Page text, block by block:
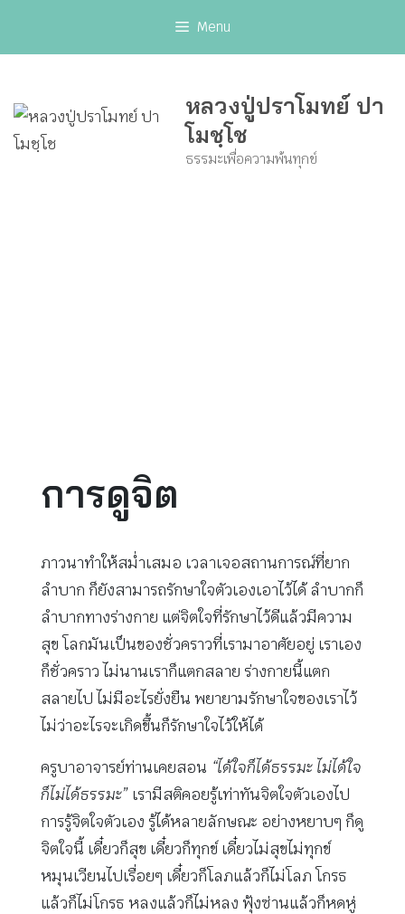
Menu
หลวงปู่ปราโมทย์ ปา
โมชฺโช
ธรรมะเพื่อความพ้นทุกข์
การดูจิต
ภาวนาทำให้สม่ำเสมอ เวลาเจอสถานการณ์ที่ยาก
ลำบาก ก็ยังสามารถรักษาใจตัวเองเอาไว้ได้ ลำบากก็
ลำบากทางร่างกาย แต่จิตใจที่รักษาไว้ดีแล้วมีความ
สุข โลกมันเป็นของชั่วคราวที่เรามาอาศัยอยู่ เราเอง
ก็ชั่วคราว ไม่นานเราก็แตกสลาย ร่างกายนี้แตก
สลายไป ไม่มีอะไรยั่งยืน พยายามรักษาใจของเราไว้
ไม่ว่าอะไรจะเกิดขึ้นก็รักษาใจไว้ให้ได้
ครูบาอาจารย์ท่านเคยสอน “ได้ใจก็ได้ธรรมะ ไม่ได้ใจ
ก็ไม่ได้ธรรมะ” เรามีสติคอยรู้เท่าทันจิตใจตัวเองไป
การรู้จิตใจตัวเอง รู้ได้หลายลักษณะ อย่างหยาบๆ ก็ดู
จิตใจนี้ เดี๋ยวก็สุข เดี๋ยวก็ทุกข์ เดี๋ยวไม่สุขไม่ทุกข์
หมุนเวียนไปเรื่อยๆ เดี๋ยวก็โลภแล้วก็ไม่โลภ โกรธ
แล้วก็ไม่โกรธ หลงแล้วก็ไม่หลง ฟุ้งซ่านแล้วก็หดหู่